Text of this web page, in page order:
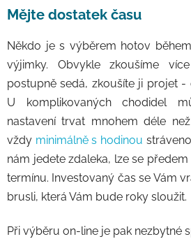
Mějte dostatek času
Někdo je s výběrem hotov
výjimky. Obvykle zkoušíme
postupně sedá, zkoušíte ji projet -
U komplikovaných chodidel
nastavení trvat mnohem déle
vždy minimálně s hodinou
nám jedete zdaleka, lze se
termínu. Investovaný čas se Vám
brusli, která Vám bude roky sloužit.
Při výběru on-line je pak nezbytné